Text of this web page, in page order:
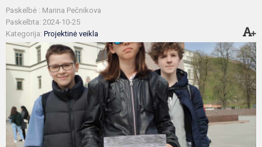
Paskelbė : Marina Pečnikova
Paskelbta: 2024-10-25
Kategorija: Projektinė veikla